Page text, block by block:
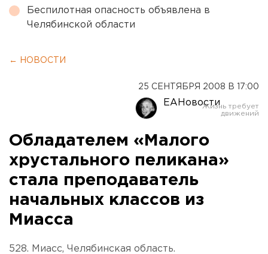
Беспилотная опасность объявлена в
Челябинской области
← НОВОСТИ
25 СЕНТЯБРЯ 2008 В 17:00
ЕАНовости
Обладателем «Малого
хрустального пеликана»
стала преподаватель
начальных классов из
Миасса
528. Миасс, Челябинская область.